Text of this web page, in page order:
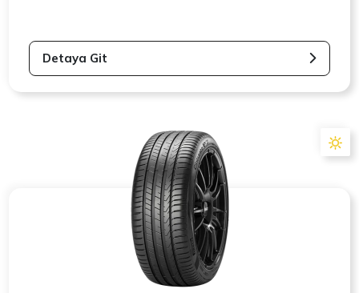
Detaya Git